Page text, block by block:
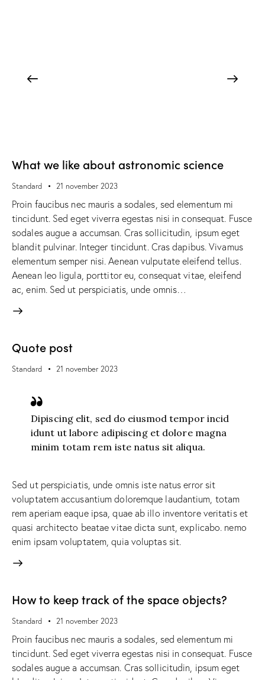
What we like about astronomic science
Standard 21 november 2023
Proin faucibus nec mauris a sodales, sed elementum mi
tincidunt. Sed eget viverra egestas nisi in consequat. Fusce
sodales augue a accumsan. Cras sollicitudin, ipsum eget
blandit pulvinar. Integer tincidunt. Cras dapibus. Vivamus
elementum semper nisi. Aenean vulputate eleifend tellus.
Aenean leo ligula, porttitor eu, consequat vitae, eleifend
ac, enim. Sed ut perspiciatis, unde omnis…
Quote post
Standard 21 november 2023
Dipiscing elit, sed do eiusmod tempor incid
idunt ut labore adipiscing et dolore magna
minim totam rem iste natus sit aliqua.
Sed ut perspiciatis, unde omnis iste natus error sit
voluptatem accusantium doloremque laudantium, totam
rem aperiam eaque ipsa, quae ab illo inventore veritatis et
quasi architecto beatae vitae dicta sunt, explicabo. nemo
enim ipsam voluptatem, quia voluptas sit.
How to keep track of the space objects?
Standard 21 november 2023
Proin faucibus nec mauris a sodales, sed elementum mi
tincidunt. Sed eget viverra egestas nisi in consequat. Fusce
sodales augue a accumsan. Cras sollicitudin, ipsum eget